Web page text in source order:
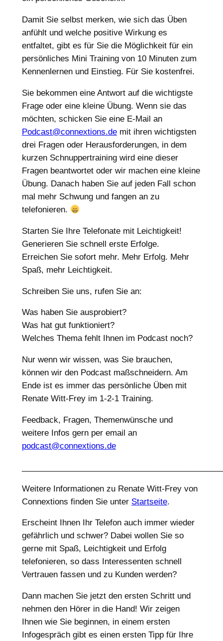
Damit Sie selbst merken, wie sich das Üben
anfühlt und welche positive Wirkung es
entfaltet, gibt es für Sie die Möglichkeit für ein
persönliches Mini Training von 10 Minuten zum
Kennenlernen und Einstieg. Für Sie kostenfrei.
Sie bekommen eine Antwort auf die wichtigste
Frage oder eine kleine Übung. Wenn sie das
möchten, schicken Sie eine E-Mail an
Podcast@connextions.demit ihren wichtigsten
drei Fragen oder Herausforderungen, in dem
kurzen Schnuppertraining wird eine dieser
Fragen beantwortet oder wir machen eine kleine
Übung. Danach haben Sie auf jeden Fall schon
mal mehr Schwung und fangen an zu
telefonieren.
Starten Sie Ihre Telefonate mit Leichtigkeit!
Generieren Sie schnell erste Erfolge.
Erreichen Sie sofort mehr. Mehr Erfolg. Mehr
Spaß, mehr Leichtigkeit.
Schreiben Sie uns, rufen Sie an:
Was haben Sie ausprobiert?
Was hat gut funktioniert?
Welches Thema fehlt Ihnen im Podcast noch?
Nur wenn wir wissen, was Sie brauchen,
können wir den Podcast maßschneidern. Am
Ende ist es immer das persönliche Üben mit
Renate Witt-Frey im 1-2-1 Training.
Feedback, Fragen, Themenwünsche und
weitere Infos gern per email an
podcast@connextions.de
Weitere Informationen zu Renate Witt-Frey von
Connextions finden Sie unter Startseite.
Erscheint Ihnen Ihr Telefon auch immer wieder
gefährlich und schwer? Dabei wollen Sie so
gerne mit Spaß, Leichtigkeit und Erfolg
telefonieren, so dass Interessenten schnell
Vertrauen fassen und zu Kunden werden?
Dann machen Sie jetzt den ersten Schritt und
nehmen den Hörer in die Hand! Wir zeigen
Ihnen wie Sie beginnen, in einem ersten
Infogespräch gibt es einen ersten Tipp für Ihre